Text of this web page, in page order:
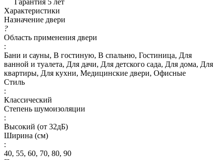
Характеристики
Назначение двери
?
Область применения двери
:
Бани и сауны, В гостиную, В спальню, Гостиница, Для
ванной и туалета, Для дачи, Для детского сада, Для дома, Для
квартиры, Для кухни, Медицинские двери, Офисные
Стиль
:
Классический
Степень шумоизоляции
:
Высокий (от 32дБ)
Ширина (см)
:
40, 55, 60, 70, 80, 90